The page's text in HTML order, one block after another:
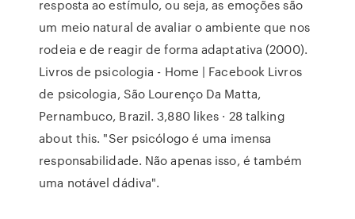
resposta ao estímulo, ou seja, as emoções são
um meio natural de avaliar o ambiente que nos
rodeia e de reagir de forma adaptativa (2000).
Livros de psicologia - Home | Facebook Livros
de psicologia, São Lourenço Da Matta,
Pernambuco, Brazil. 3,880 likes · 28 talking
about this. "Ser psicólogo é uma imensa
responsabilidade. Não apenas isso, é também
uma notável dádiva".